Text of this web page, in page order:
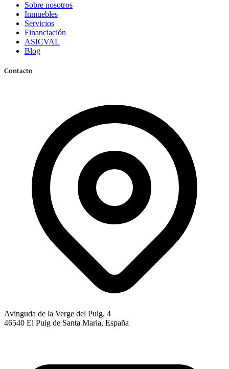
Sobre nosotros
Inmuebles
Servicios
Financiación
ASICVAL
Blog
Contacto
Avinguda de la Verge del Puig, 4
46540 El Puig de Santa Maria, España